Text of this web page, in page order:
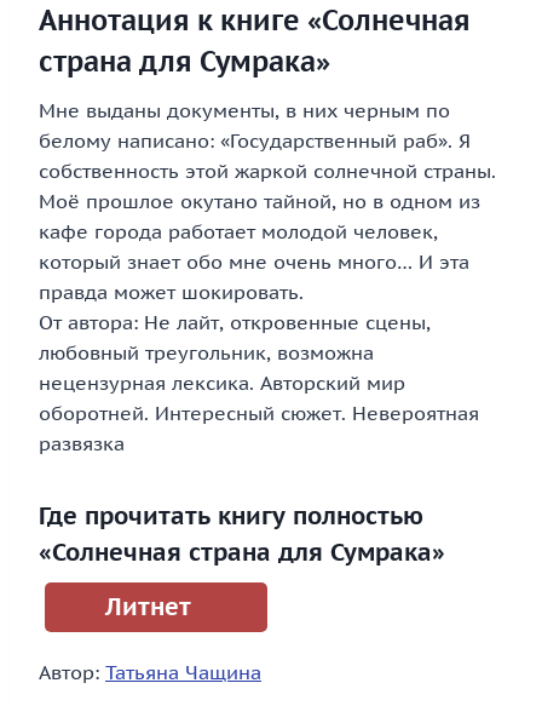
Аннотация к книге «Солнечная
страна для Сумрака»
Мне выданы документы, в них черным по
белому написано: «Государственный раб». Я
собственность этой жаркой солнечной страны.
Моё прошлое окутано тайной, но в одном из
кафе города работает молодой человек,
который знает обо мне очень много… И эта
правда может шокировать.
От автора: Не лайт, откровенные сцены,
любовный треугольник, возможна
нецензурная лексика. Авторский мир
оборотней. Интересный сюжет. Невероятная
развязка
Где прочитать книгу полностью
«Солнечная страна для Сумрака»
Литнет
Автор: Татьяна Чащина